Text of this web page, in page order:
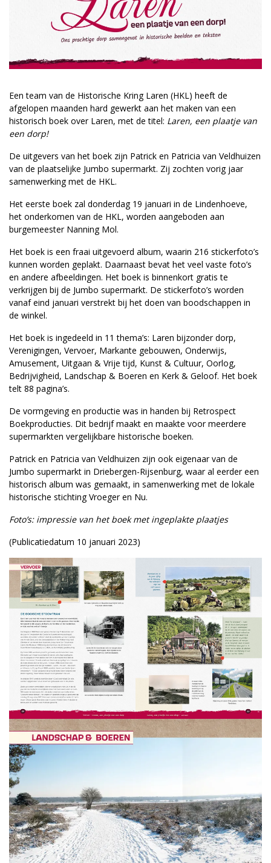
Een team van de Historische Kring Laren (HKL) heeft de
afgelopen maanden hard gewerkt aan het maken van een
historisch boek over Laren, met de titel: Laren, een plaatje van
een dorp!
De uitgevers van het boek zijn Patrick en Patricia van Veldhuizen
van de plaatselijke Jumbo supermarkt. Zij zochten vorig jaar
samenwerking met de HKL.
Het eerste boek zal donderdag 19 januari in de Lindenhoeve,
het onderkomen van de HKL, worden aangeboden aan
burgemeester Nanning Mol.
Het boek is een fraai uitgevoerd album, waarin 216 stickerfoto’s
kunnen worden geplakt. Daarnaast bevat het veel vaste foto’s
en andere afbeeldingen. Het boek is binnenkort gratis te
verkrijgen bij de Jumbo supermarkt. De stickerfoto’s worden
vanaf eind januari verstrekt bij het doen van boodschappen in
de winkel.
Het boek is ingedeeld in 11 thema’s: Laren bijzonder dorp,
Verenigingen, Vervoer, Markante gebouwen, Onderwijs,
Amusement, Uitgaan & Vrije tijd, Kunst & Cultuur, Oorlog,
Bedrijvigheid, Landschap & Boeren en Kerk & Geloof. Het boek
telt 88 pagina’s.
De vormgeving en productie was in handen bij Retrospect
Boekproducties. Dit bedrijf maakt en maakte voor meerdere
supermarkten vergelijkbare historische boeken.
Patrick en Patricia van Veldhuizen zijn ook eigenaar van de
Jumbo supermarkt in Driebergen-Rijsenburg, waar al eerder een
historisch album was gemaakt, in samenwerking met de lokale
historische stichting Vroeger en Nu.
Foto’s: impressie van het boek met ingeplakte plaatjes
(Publicatiedatum 10 januari 2023)